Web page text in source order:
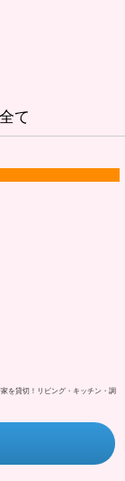
て
を貸切！リビング・キッチン・調